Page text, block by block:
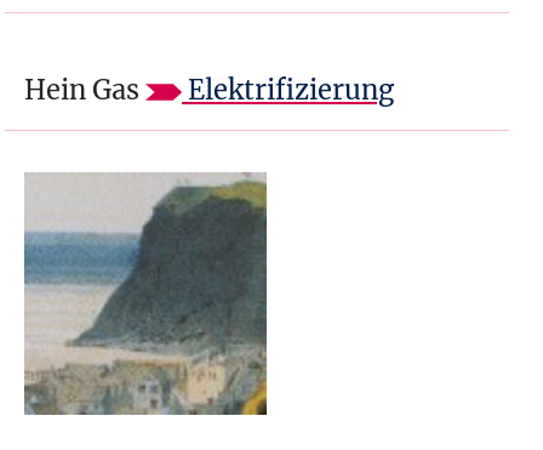
Hein Gas Elektrifizierung